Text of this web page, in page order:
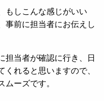
もしこんな感じがいい
事前に担当者にお伝えし
担当者が確認に行き、日
れると思いますので、
ムーズです。